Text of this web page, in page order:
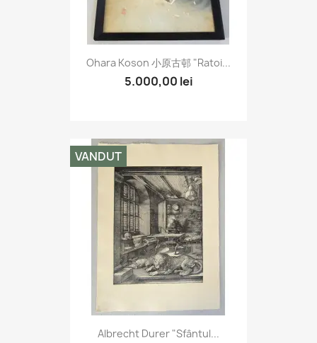
Ohara Koson 小原古邨 "Ratoi...
5.000,00 lei
Albrecht Durer "Sfântul...
VANDUT